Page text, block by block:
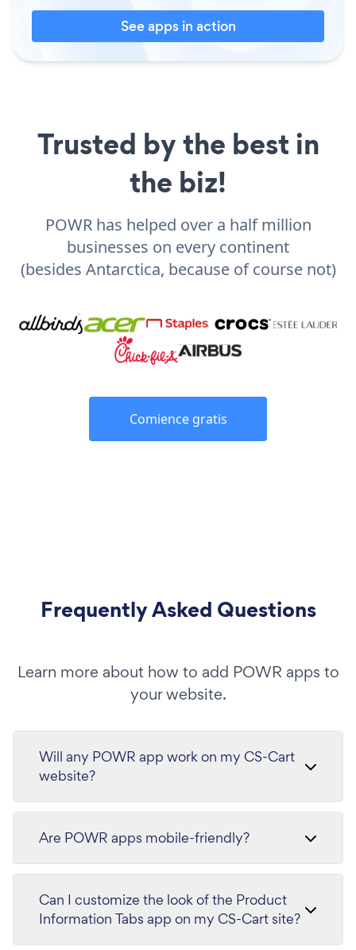
See apps in action
Trusted by the best in
the biz!
POWR has helped over a half million
businesses on every continent
(besides Antarctica, because of course not)
Comience gratis
Frequently Asked Questions
Learn more about how to add POWR apps to
your website.
Will any POWR app work on my CS-Cart
website?
Are POWR apps mobile-friendly?
Can I customize the look of the Product
Information Tabs app on my CS-Cart site?